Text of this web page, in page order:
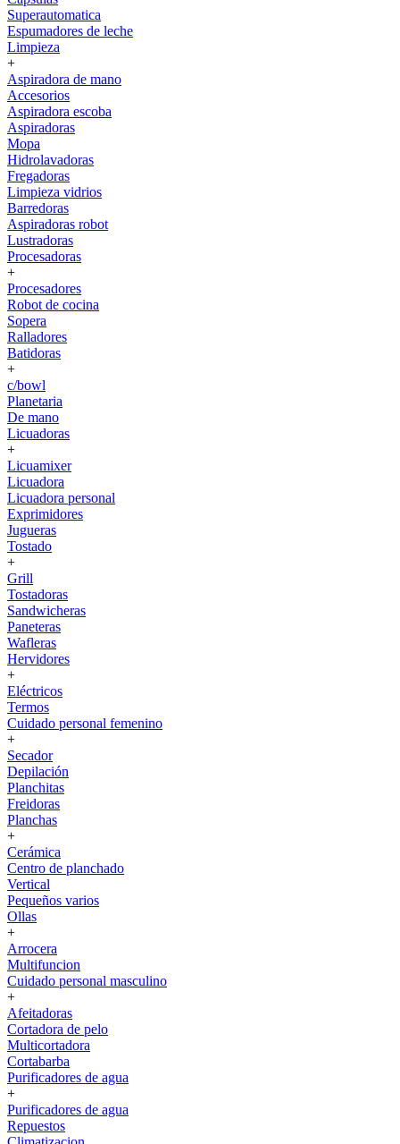
Superautomatica
Espumadores de leche
Limpieza
+
Aspiradora de mano
Accesorios
Aspiradora escoba
Aspiradoras
Mopa
Hidrolavadoras
Fregadoras
Limpieza vidrios
Barredoras
Aspiradoras robot
Lustradoras
Procesadoras
+
Procesadores
Robot de cocina
Sopera
Ralladores
Batidoras
+
c/bowl
Planetaria
De mano
Licuadoras
+
Licuamixer
Licuadora
Licuadora personal
Exprimidores
Jugueras
Tostado
+
Grill
Tostadoras
Sandwicheras
Paneteras
Wafleras
Hervidores
+
Eléctricos
Termos
Cuidado personal femenino
+
Secador
Depilación
Planchitas
Freidoras
Planchas
+
Cerámica
Centro de planchado
Vertical
Pequeños varios
Ollas
+
Arrocera
Multifuncion
Cuidado personal masculino
+
Afeitadoras
Cortadora de pelo
Multicortadora
Cortabarba
Purificadores de agua
+
Purificadores de agua
Repuestos